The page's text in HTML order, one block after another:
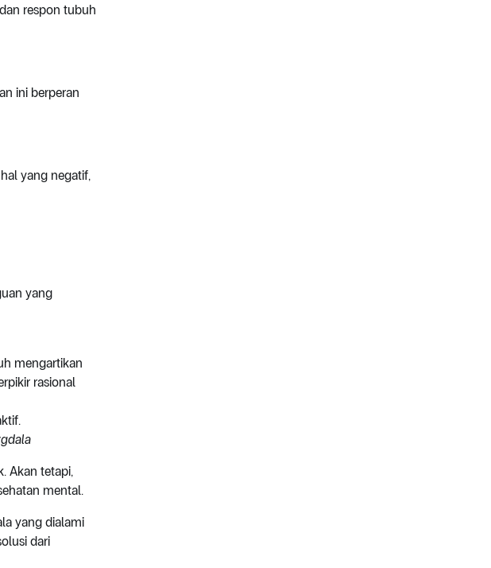
respon tubuh
ini berperan
yang negatif,
yang
mengartikan
rasional
Akan tetapi,
mental.
yang dialami
dari